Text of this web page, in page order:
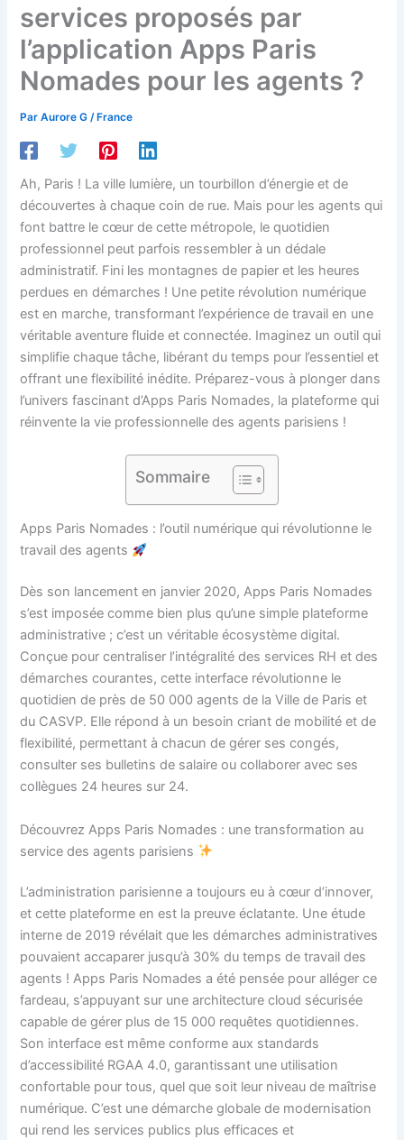
services proposés par
l’application Apps Paris
Nomades pour les agents ?
ParAurore G/France
Ah, Paris ! La ville lumière, un tourbillon d’énergie et de
découvertes à chaque coin de rue. Mais pour les agents qui
font battre le cœur de cette métropole, le quotidien
professionnel peut parfois ressembler à un dédale
administratif. Fini les montagnes de papier et les heures
perdues en démarches ! Une petite révolution numérique
est en marche, transformant l’expérience de travail en une
véritable aventure fluide et connectée. Imaginez un outil qui
simplifie chaque tâche, libérant du temps pour l’essentiel et
offrant une flexibilité inédite. Préparez-vous à plonger dans
l’univers fascinant d’Apps Paris Nomades, la plateforme qui
réinvente la vie professionnelle des agents parisiens !
Sommaire
Apps Paris Nomades : l’outil numérique qui révolutionne le
travail des agents
Dès son lancement en janvier 2020, Apps Paris Nomades
s’est imposée comme bien plus qu’une simple plateforme
administrative ; c’est un véritable écosystème digital.
Conçue pour centraliser l’intégralité des services RH et des
démarches courantes, cette interface révolutionne le
quotidien de près de 50 000 agents de la Ville de Paris et
du CASVP. Elle répond à un besoin criant de mobilité et de
flexibilité, permettant à chacun de gérer ses congés,
consulter ses bulletins de salaire ou collaborer avec ses
collègues 24 heures sur 24.
Découvrez Apps Paris Nomades : une transformation au
service des agents parisiens
L’administration parisienne a toujours eu à cœur d’innover,
et cette plateforme en est la preuve éclatante. Une étude
interne de 2019 révélait que les démarches administratives
pouvaient accaparer jusqu’à 30% du temps de travail des
agents ! Apps Paris Nomades a été pensée pour alléger ce
fardeau, s’appuyant sur une architecture cloud sécurisée
capable de gérer plus de 15 000 requêtes quotidiennes.
Son interface est même conforme aux standards
d’accessibilité RGAA 4.0, garantissant une utilisation
confortable pour tous, quel que soit leur niveau de maîtrise
numérique. C’est une démarche globale de modernisation
qui rend les services publics plus efficaces et